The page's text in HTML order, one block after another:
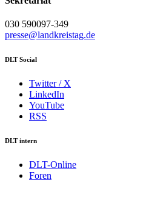
030 590097-349
presse@landkreistag.de
DLT Social
Twitter / X
LinkedIn
YouTube
RSS
DLT intern
DLT-Online
Foren